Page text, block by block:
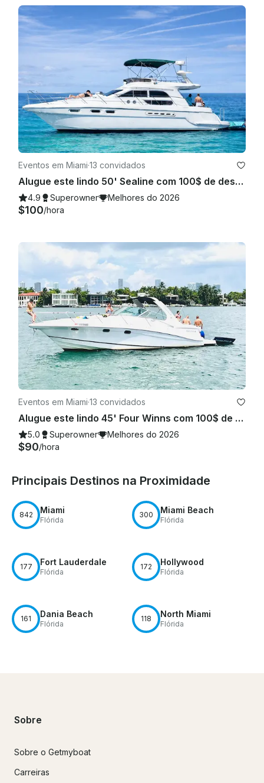
Eventos em Miami·13 convidados
Alugue este lindo 50' Sealine com 100$ de desconto ou um jetski grátis de segunda a sexta-feira!
4.9 Superowner Melhores do 2026
$100/hora
Eventos em Miami·13 convidados
Alugue este lindo 45' Four Winns com 100$ de desconto ou Jetski grátis de segunda a sexta-feira!
5.0 Superowner Melhores do 2026
$90/hora
Principais Destinos na Proximidade
842 Miami
Flórida
300 Miami Beach
Flórida
177 Fort Lauderdale
Flórida
172 Hollywood
Flórida
161 Dania Beach
Flórida
118 North Miami
Flórida
Sobre
Sobre o Getmyboat
Carreiras